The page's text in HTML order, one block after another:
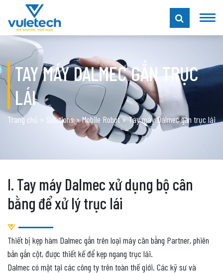
TAY MÁY DALMEC GẮN TRỤC
LÁI
Trang chủ » Solutions»Mobile Robot»Tay máy Dalmec gắn trục lái
I. Tay máy Dalmec xử dụng bộ cân
bằng để xử lý trục lái
Thiết bị kẹp hàm Dalmec gắn trên loại máy cân bằng Partner, phiên
bản gắn cột, được thiết kế để kẹp ngang trục lái.
Dalmec có mặt tại các công ty trên toàn thế giới. Các kỹ sư và